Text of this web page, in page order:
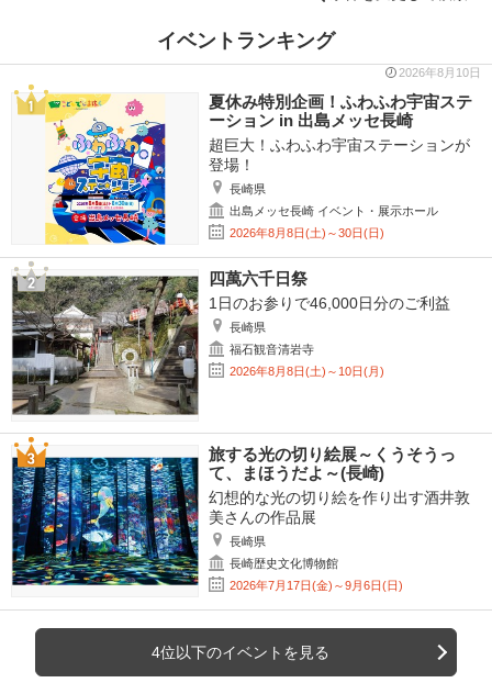
イベントランキング
2026年8月10日
夏休み特別企画！ふわふわ宇宙ステ
ーション in 出島メッセ長崎
超巨大！ふわふわ宇宙ステーションが
登場！
長崎県
出島メッセ長崎 イベント・展示ホール
2026年8月8日(土)～30日(日)
四萬六千日祭
1日のお参りで46,000日分のご利益
長崎県
福石観音清岩寺
2026年8月8日(土)～10日(月)
旅する光の切り絵展～くうそうっ
て、まほうだよ～(長崎)
幻想的な光の切り絵を作り出す酒井敦
美さんの作品展
長崎県
長崎歴史文化博物館
2026年7月17日(金)～9月6日(日)
4位以下のイベントを見る